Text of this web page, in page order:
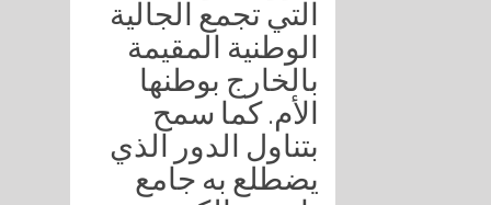
التي تجمع الجالية
الوطنية المقيمة
بالخارج بوطنها
الأم. كما سمح
بتناول الدور الذي
يضطلع به جامع